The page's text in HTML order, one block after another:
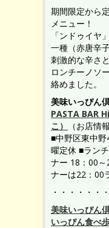
期間限定から
メニュー！
「ンドゥイヤ
一種（赤唐辛
刺激的な辛さ
ロンチーノソ
絡めました。
美味いっぴん
PASTA BAR
こ）
（お店情
■中野区東中
曜定休 ■ラン
ナー 18：00
ナーは22：00
・・・・・・・
美味いっぴん
いっぴん食べ